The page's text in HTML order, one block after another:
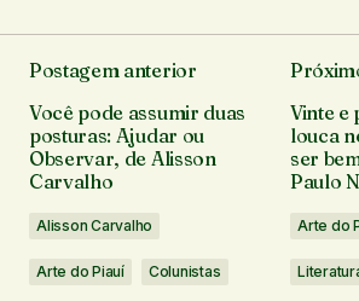
O seu endereço de e-mail não
Campos obrigatórios são
Comentário
Postagem anterior
Você pode assumir duas
posturas: Ajudar ou
Observar, de Alisson
Carvalho
Alisson Carvalho
Arte do Piauí Colunistas
Vinte e
louca
ser
Paulo
Arte do